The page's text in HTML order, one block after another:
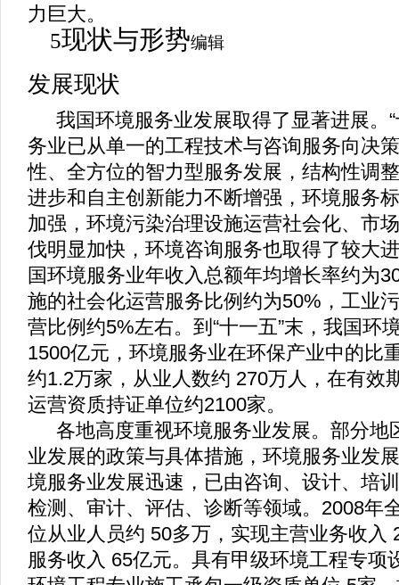
力巨大。
5现状与形势编辑
发展现状
我国环境服务业发展取得了显著进展。 “
务业已从单一的工程技术与咨询服务向决
性、全方位的智力型服务发展，结构性调
进步和自主创新能力不断增强，环境服务
加强，环境污染治理设施运营社会化、市
伐明显加快，环境咨询服务也取得了较大
国环境服务业年收入总额年均增长率约为
施的社会化运营服务比例约为50% ，工业
营比例约5%左右。到 “十一五”末，我国环
1500亿元，环境服务业在环保产业中的比
约1.2万家，从业人数约 270万人，在有效
运营资质持证单位约2100家。
各地高度重视环境服务业发展。部分地
业发展的政策与具体措施，环境服务业发
境服务业发展迅速，已由咨询、设计、培
检测、审计、评估、诊断等领域。 2008年
位从业人员约 50多万，实现主营业务收入
服务收入 65亿元。具有甲级环境工程专项